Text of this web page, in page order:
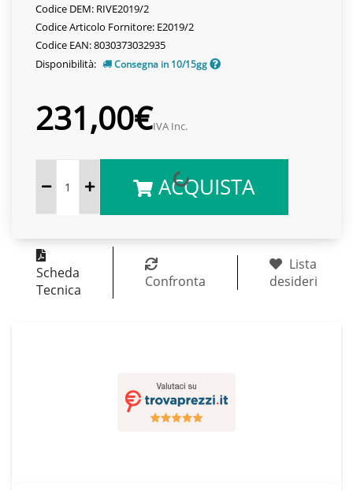
Codice DEM: RIVE2019/2
Codice Articolo Fornitore: E2019/2
Codice EAN: 8030373032935
Disponibilità:
Consegna in 10/15gg
231,00€IVA Inc.
ACQUISTA
Scheda
Tecnica
Confronta
Lista
desideri